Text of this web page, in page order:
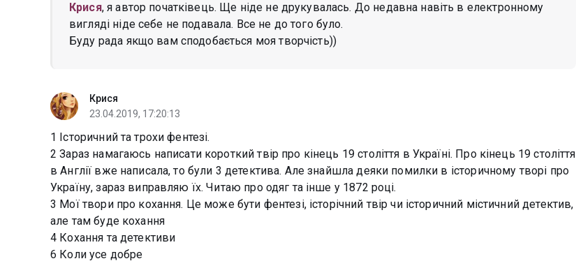
Крися, я автор початківець. Ще ніде не друкувалась. До недавна навіть в електронному
вигляді ніде себе не подавала. Все не до того було.
Буду рада якщо вам сподобається моя творчість))
Крися
23.04.2019, 17:20:13
1 Історичний та трохи фентезі.
2 Зараз намагаюсь написати короткий твір про кінець 19 століття в Україні. Про кінець 19 століття
в Англії вже написала, то були 3 детектива. Але знайшла деяки помилки в історичному творі про
Україну, зараз виправляю їх. Читаю про одяг та інше у 1872 році.
3 Мої твори про кохання. Це може бути фентезі, історічний твір чи історичний містичний детектив,
але там буде кохання
4 Кохання та детективи
6 Коли усе добре